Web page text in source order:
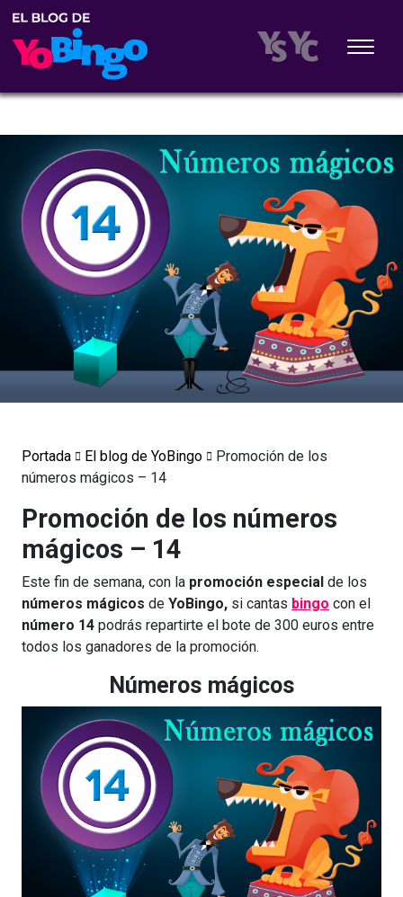
Portada El blog de YoBingo
Promoción de los
números mágicos – 14
Promoción de los números
mágicos – 14
Este fin de semana, con la promoción especial de los
números mágicos de YoBingo, si cantas bingo con el
número 14 podrás repartirte el bote de 300 euros entre
todos los ganadores de la promoción.
Números mágicos